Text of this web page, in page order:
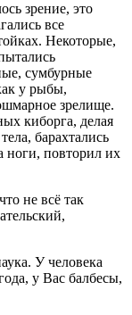
зрение, это
все
Некоторые,
сумбурные
у рыбы,
зрелище.
киборга, делая
барахтались
ноги, повторил их
не всё так
У человека
у Вас балбесы,